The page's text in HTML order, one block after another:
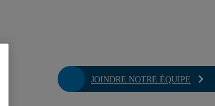
JOINDRE NOTRE ÉQUIPE